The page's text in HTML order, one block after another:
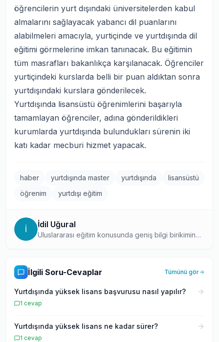
öğrencilerin yurt dışındaki üniversitelerden kabul
almalarını sağlayacak yabancı dil puanlarını
alabilmeleri amacıyla, yurtiçinde ve yurtdışında dil
eğitimi görmelerine imkan tanınacak. Bu eğitimin
tüm masrafları bakanlıkça karşılanacak. Öğrenciler
yurtiçindeki kurslarda belli bir puan aldıktan sonra
yurtdışındaki kurslara gönderilecek.
Yurtdışında lisansüstü öğrenimlerini başarıyla
tamamlayan öğrenciler, adına gönderildikleri
kurumlarda yurtdışında bulundukları sürenin iki
katı kadar mecburi hizmet yapacak.
haber yurtdışında master yurtdışında
lisansüstü
öğrenim
yurtdışı eğitim
İ İdil Uğural
Uluslararası eğitim konusunda geniş bilgi birikimine
platformundaki aktif katılımıyla paylaşıyor.
İlgili Soru-Cevaplar Tümünü gör
Yurtdışında yüksek lisans başvurusu nasıl yapılır?
1 cevap
Yurtdışında yüksek lisans ne kadar sürer?
1 cevap